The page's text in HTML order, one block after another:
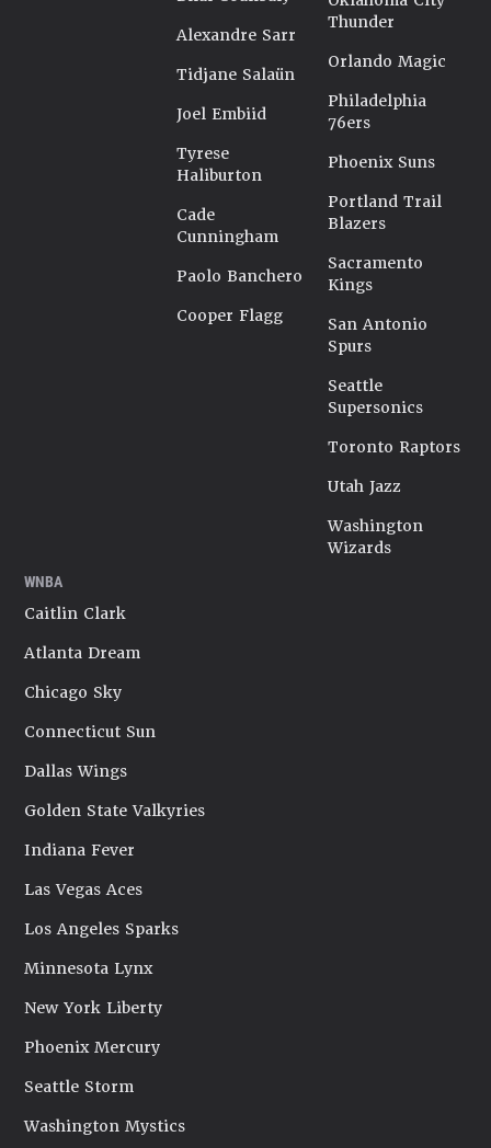
Alexandre Sarr
Tidjane Salaün
Joel Embiid
Tyrese
Haliburton
Cade
Cunningham
Paolo Banchero
Cooper Flagg
Thunder
Orlando Magic
Philadelphia
76ers
Phoenix Suns
Portland Trail
Blazers
Sacramento
Kings
San Antonio
Spurs
Seattle
Supersonics
Toronto Raptors
Utah Jazz
Washington
Wizards
WNBA
Caitlin Clark
Atlanta Dream
Chicago Sky
Connecticut Sun
Dallas Wings
Golden State Valkyries
Indiana Fever
Las Vegas Aces
Los Angeles Sparks
Minnesota Lynx
New York Liberty
Phoenix Mercury
Seattle Storm
Washington Mystics